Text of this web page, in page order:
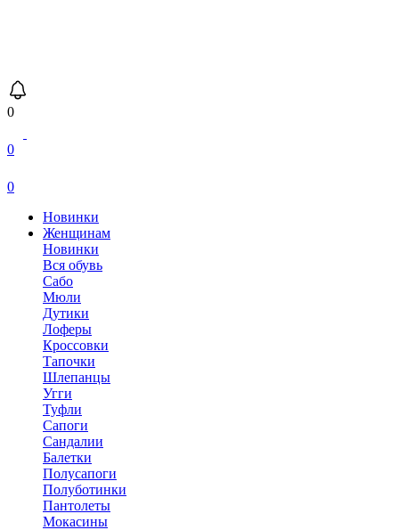
0
0
0
Новинки
Женщинам
Новинки
Вся обувь
Сабо
Мюли
Дутики
Лоферы
Кроссовки
Тапочки
Шлепанцы
Угги
Туфли
Сапоги
Сандалии
Балетки
Полусапоги
Полуботинки
Пантолеты
Мокасины